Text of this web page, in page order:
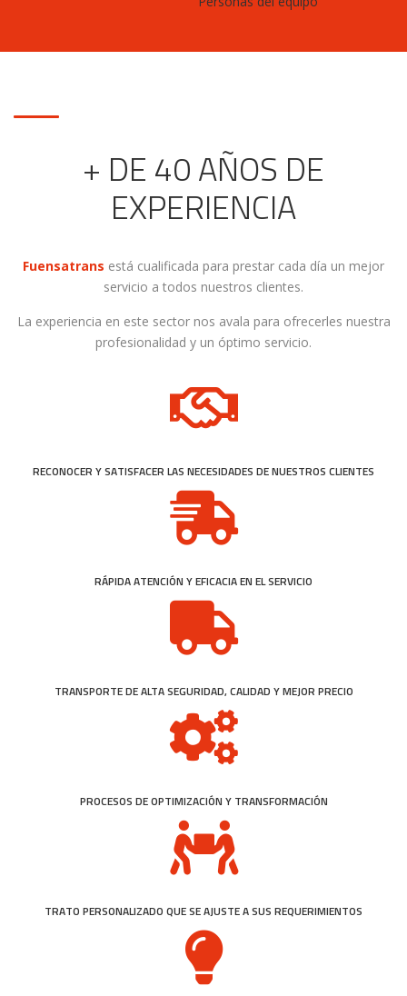
+ DE 40 AÑOS DE
EXPERIENCIA
Fuensatrans está cualificada para prestar cada día un mejor
servicio a todos nuestros clientes.
La experiencia en este sector nos avala para ofrecerles nuestra
profesionalidad y un óptimo servicio.
RECONOCER Y SATISFACER LAS NECESIDADES DE NUESTROS CLIENTES
RÁPIDA ATENCIÓN Y EFICACIA EN EL SERVICIO
TRANSPORTE DE ALTA SEGURIDAD, CALIDAD Y MEJOR PRECIO
PROCESOS DE OPTIMIZACIÓN Y TRANSFORMACIÓN
TRATO PERSONALIZADO QUE SE AJUSTE A SUS REQUERIMIENTOS